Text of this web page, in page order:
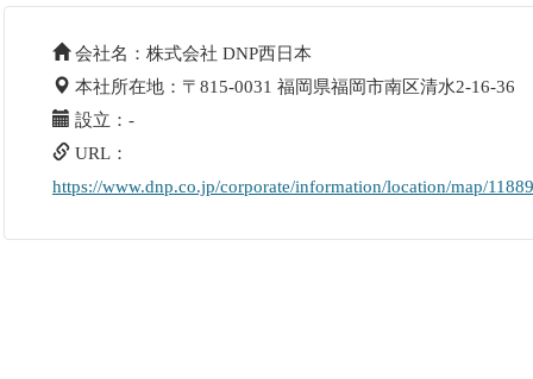
会社名：株式会社 DNP西日本
本社所在地：〒815-0031 福岡県福岡市南区清水2-16-36
設立：-
URL：
https://www.dnp.co.jp/corporate/information/location/map/